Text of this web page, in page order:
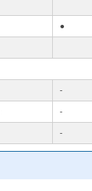
●
-
-
-